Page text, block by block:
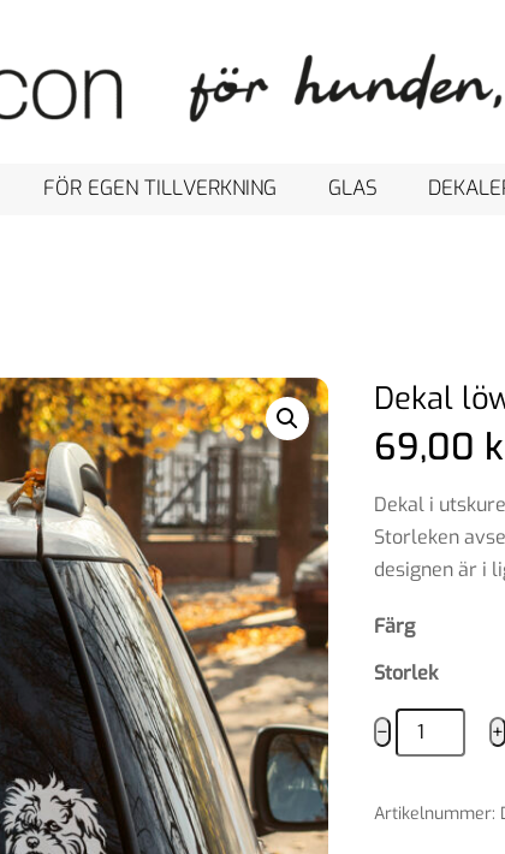
FÖR EGEN TILLVERKNING GLAS
Dekal
69,00
Dekal i
Storleken
designen är i
Färg
Storlek
−
Dekal
löwchen
+
Artikelnummer: